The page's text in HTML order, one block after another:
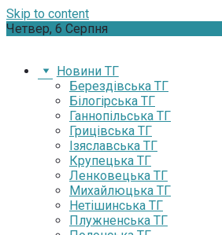
Skip to content
Четвер, 6 Серпня
Новини ТГ
Берездівська ТГ
Білогірська ТГ
Ганнопільська ТГ
Грицівська ТГ
Ізяславська ТГ
Крупецька ТГ
Ленковецька ТГ
Михайлюцька ТГ
Нетішинська ТГ
Плужненська ТГ